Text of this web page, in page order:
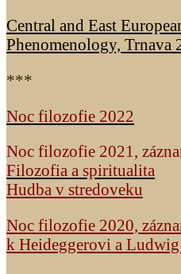
Central and East
Phenomenology, Trnava
***
Noc filozofie 2022
Noc filozofie 2021,
Filozofia a spiritualita
Hudba v stredoveku
Noc filozofie 2020,
k Heideggerovi a